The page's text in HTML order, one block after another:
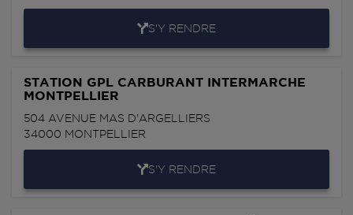
S'Y RENDRE
STATION GPL CARBURANT INTERMARCHE
MONTPELLIER
504 AVENUE MAS D'ARGELLIERS
34000 MONTPELLIER
S'Y RENDRE